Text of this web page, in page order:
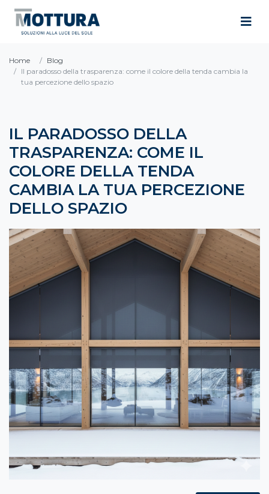
Home
Blog
Il paradosso della trasparenza: come il colore della tenda cambia la
tua percezione dello spazio
IL PARADOSSO DELLA
TRASPARENZA: COME IL
COLORE DELLA TENDA
CAMBIA LA TUA PERCEZIONE
DELLO SPAZIO